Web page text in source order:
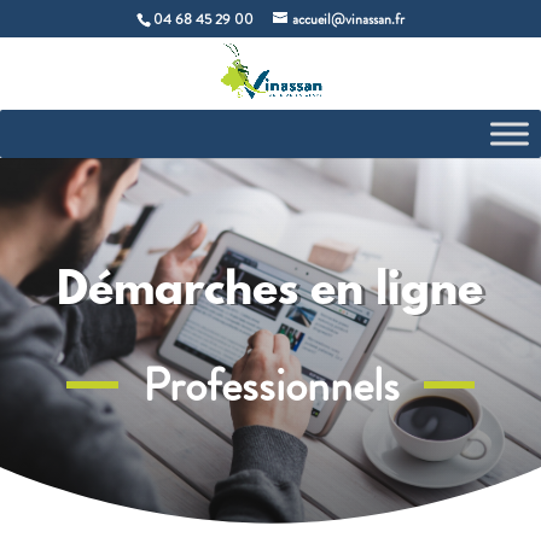
04 68 45 29 00 accueil@vinassan.fr
Démarches en ligne
Professionnels